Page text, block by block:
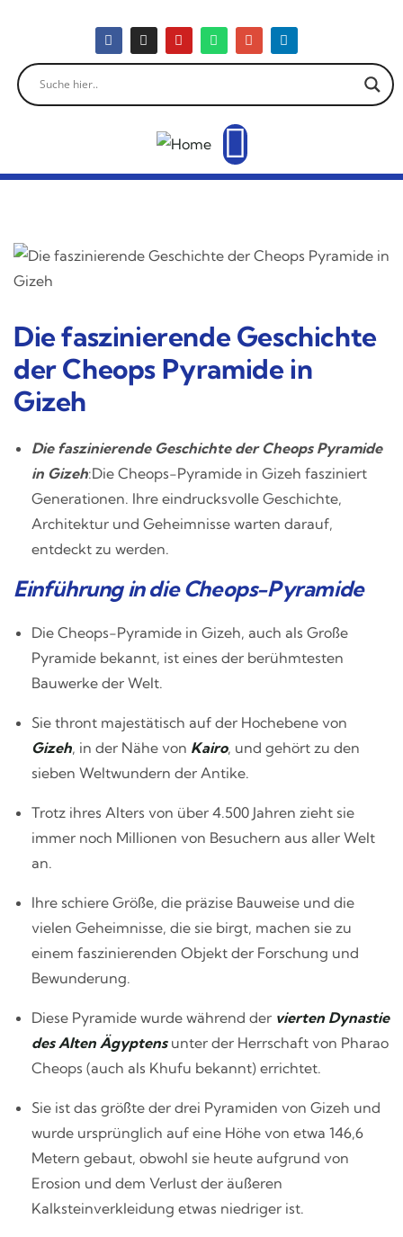
Die faszinierende Geschichte
der Cheops Pyramide in
Gizeh
Die faszinierende Geschichte der Cheops Pyramide
in Gizeh:Die Cheops-Pyramide in Gizeh fasziniert
Generationen. Ihre eindrucksvolle Geschichte,
Architektur und Geheimnisse warten darauf,
entdeckt zu werden.
Einführung in die Cheops-Pyramide
Die Cheops-Pyramide in Gizeh, auch als Große
Pyramide bekannt, ist eines der berühmtesten
Bauwerke der Welt.
Sie thront majestätisch auf der Hochebene von
Gizeh, in der Nähe von Kairo, und gehört zu den
sieben Weltwundern der Antike.
Trotz ihres Alters von über 4.500 Jahren zieht sie
immer noch Millionen von Besuchern aus aller Welt
an.
Ihre schiere Größe, die präzise Bauweise und die
vielen Geheimnisse, die sie birgt, machen sie zu
einem faszinierenden Objekt der Forschung und
Bewunderung.
Diese Pyramide wurde während der vierten Dynastie
des Alten Ägyptensunter der Herrschaft von Pharao
Cheops (auch als Khufu bekannt) errichtet.
Sie ist das größte der drei Pyramiden von Gizeh und
wurde ursprünglich auf eine Höhe von etwa 146,6
Metern gebaut, obwohl sie heute aufgrund von
Erosion und dem Verlust der äußeren
Kalksteinverkleidung etwas niedriger ist.